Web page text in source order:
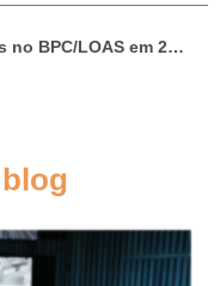
Cortes no BPC/LOAS em 2025? Saiba tudo sobre o assunto